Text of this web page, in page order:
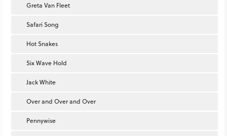
Greta Van Fleet
Safari Song
Hot Snakes
Six Wave Hold
Jack White
Over and Over and Over
Pennywise